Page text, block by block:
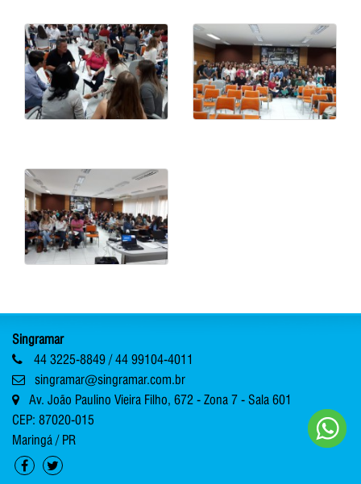
Singramar
44 3225-8849 / 44 99104-4011
singramar@singramar.com.br
Av. João Paulino Vieira Filho, 672 - Zona 7 - Sala 601
CEP: 87020-015
Maringá / PR